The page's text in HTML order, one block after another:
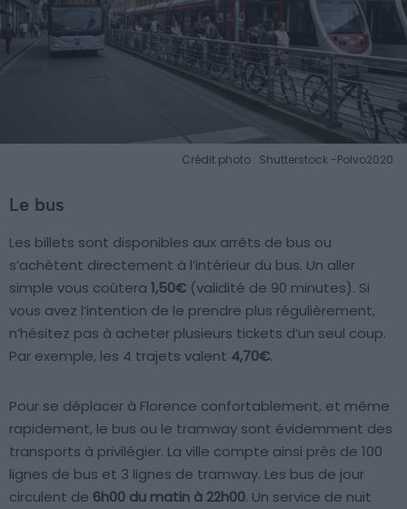
Crédit photo : Shutterstock -Polvo2020
Le bus
Les billets sont disponibles aux arrêts de bus ou
s’achètent directement à l’intérieur du bus. Un aller
simple vous coûtera 1,50€ (validité de 90 minutes). Si
vous avez l’intention de le prendre plus régulièrement,
n’hésitez pas à acheter plusieurs tickets d’un seul coup.
Par exemple, les 4 trajets valent 4,70€.
Pour se déplacer à Florence confortablement, et même
rapidement, le bus ou le tramway sont évidemment des
transports à privilégier. La ville compte ainsi près de 100
lignes de bus et 3 lignes de tramway. Les bus de jour
circulent de 6h00 du matin à 22h00. Un service de nuit